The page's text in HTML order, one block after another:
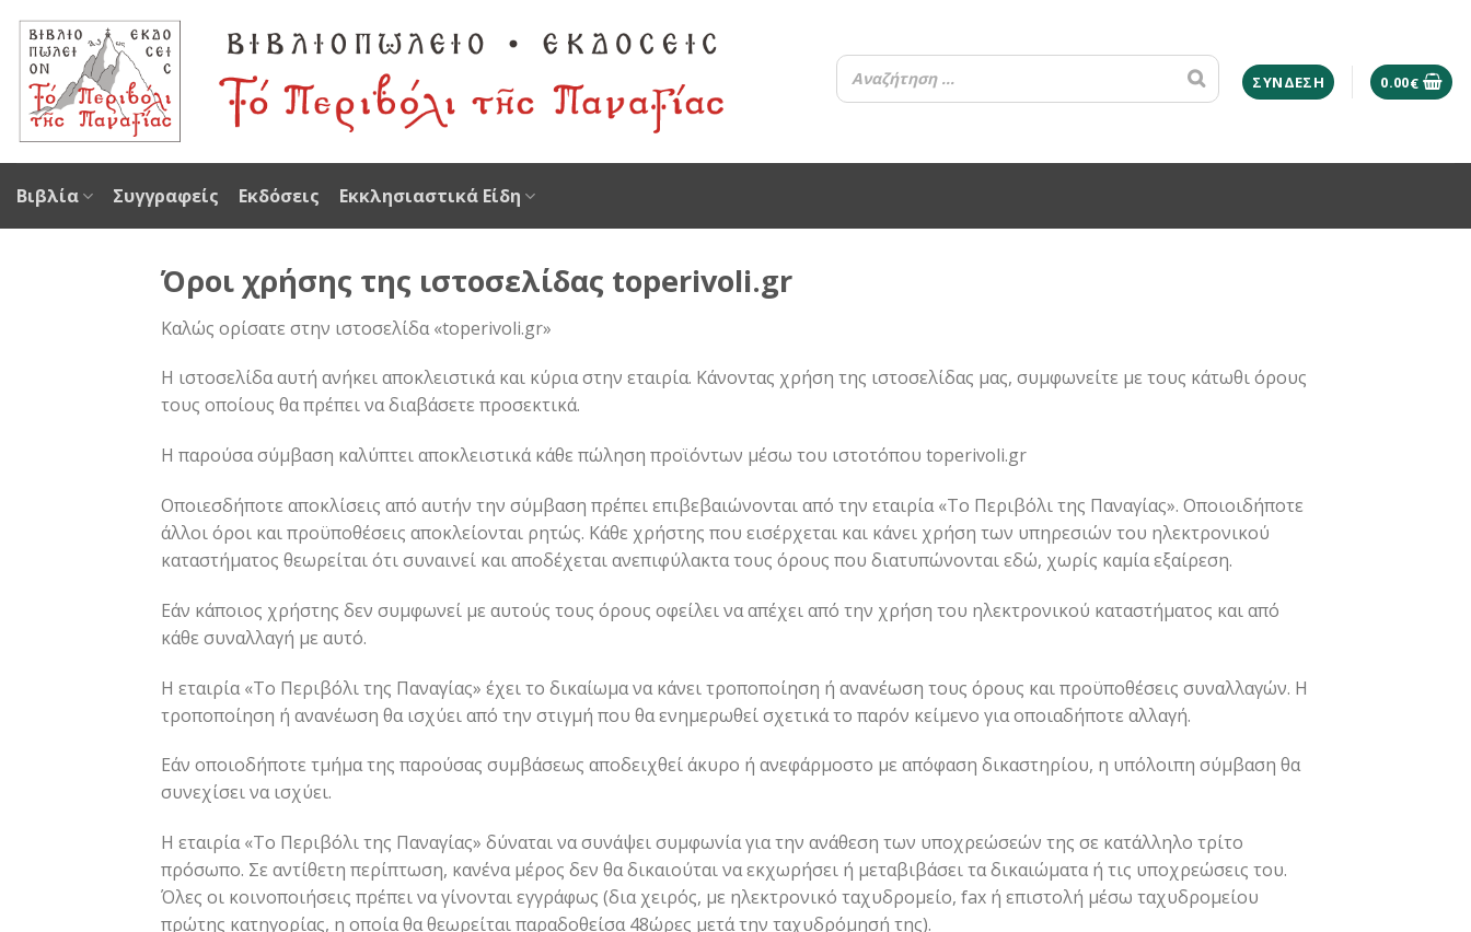
content
ΣΎΝΔΕΣΗ 0.00€
Βιβλία Συγγραφείς Εκδόσεις Εκκλησιαστικά Είδη
Όροι χρήσης της ιστοσελίδας toperivoli.gr
Καλώς ορίσατε στην ιστοσελίδα «toperivoli.gr»
Η ιστοσελίδα αυτή ανήκει αποκλειστικά και κύρια στην εταιρία. Κάνοντας χρήση της ιστοσελίδας μας, συμφωνείτε με τους κάτωθι όρους
τους οποίους θα πρέπει να διαβάσετε προσεκτικά.
Η παρούσα σύμβαση καλύπτει αποκλειστικά κάθε πώληση προϊόντων μέσω του ιστοτόπου toperivoli.gr
Οποιεσδήποτε αποκλίσεις από αυτήν την σύμβαση πρέπει επιβεβαιώνονται από την εταιρία «Το Περιβόλι της Παναγίας». Οποιοιδήποτε
άλλοι όροι και προϋποθέσεις αποκλείονται ρητώς. Κάθε χρήστης που εισέρχεται και κάνει χρήση των υπηρεσιών του ηλεκτρονικού
καταστήματος θεωρείται ότι συναινεί και αποδέχεται ανεπιφύλακτα τους όρους που διατυπώνονται εδώ, χωρίς καμία εξαίρεση.
Εάν κάποιος χρήστης δεν συμφωνεί με αυτούς τους όρους οφείλει να απέχει από την χρήση του ηλεκτρονικού καταστήματος και από
κάθε συναλλαγή με αυτό.
Η εταιρία «Το Περιβόλι της Παναγίας» έχει το δικαίωμα να κάνει τροποποίηση ή ανανέωση τους όρους και προϋποθέσεις συναλλαγών. Η
τροποποίηση ή ανανέωση θα ισχύει από την στιγμή που θα ενημερωθεί σχετικά το παρόν κείμενο για οποιαδήποτε αλλαγή.
Εάν οποιοδήποτε τμήμα της παρούσας συμβάσεως αποδειχθεί άκυρο ή ανεφάρμοστο με απόφαση δικαστηρίου, η υπόλοιπη σύμβαση θα
συνεχίσει να ισχύει.
Η εταιρία «Το Περιβόλι της Παναγίας» δύναται να συνάψει συμφωνία για την ανάθεση των υποχρεώσεών της σε κατάλληλο τρίτο
πρόσωπο. Σε αντίθετη περίπτωση, κανένα μέρος δεν θα δικαιούται να εκχωρήσει ή μεταβιβάσει τα δικαιώματα ή τις υποχρεώσεις του.
Όλες οι κοινοποιήσεις πρέπει να γίνονται εγγράφως (δια χειρός, με ηλεκτρονικό ταχυδρομείο, fax ή επιστολή μέσω ταχυδρομείου
πρώτης κατηγορίας, η οποία θα θεωρείται παραδοθείσα 48ώρες μετά την ταχυδρόμησή της).